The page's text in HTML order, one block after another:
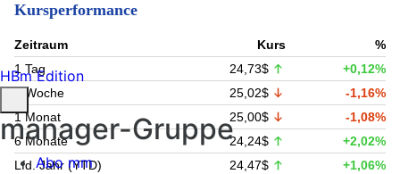
Kursperformance
Zeitraum Kurs
%
1 Tag
24,73$
+0,12%
1 Woche
25,02$
-1,16%
1 Monat
25,00$
-1,08%
6 Monate
24,24$
+2,02%
Lfd. Jahr (YTD)
24,47$
+1,06%
HBm Edition
manager-Gruppe
Abo mm